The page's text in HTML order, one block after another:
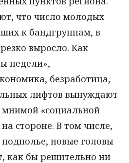
что число молодых
к бандгруппам, в
выросло. Как
недели»,
безработица,
лифтов вынуждают
«социальной
стороне. В том числе,
новые головы
как бы решительно ни